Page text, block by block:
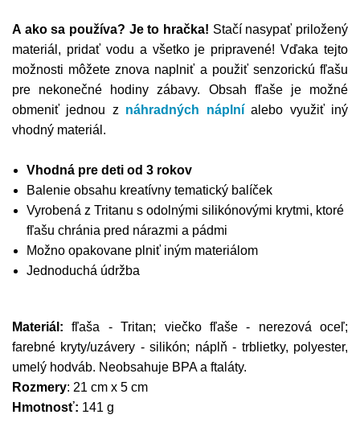
A ako sa používa? Je to hračka! Stačí nasypať priložený
materiál, pridať vodu a všetko je pripravené! Vďaka tejto
možnosti môžete znova naplniť a použiť senzorickú fľašu
pre nekonečné hodiny zábavy. Obsah fľaše je možné
obmeniť jednou z náhradných náplníalebo využiť iný
vhodný materiál.
Vhodná pre deti od 3 rokov
Balenie obsahu kreatívny tematický balíček
Vyrobená z Tritanu s odolnými silikónovými krytmi, ktoré
fľašu chránia pred nárazmi a pádmi
Možno opakovane plniť iným materiálom
Jednoduchá údržba
Materiál:
fľaša - Tritan; viečko fľaše - nerezová oceľ;
farebné kryty/uzávery - silikón; náplň - trblietky, polyester,
umelý hodváb. Neobsahuje BPA a ftaláty.
Rozmery: 21 cm x 5 cm
Hmotnosť: 141 g